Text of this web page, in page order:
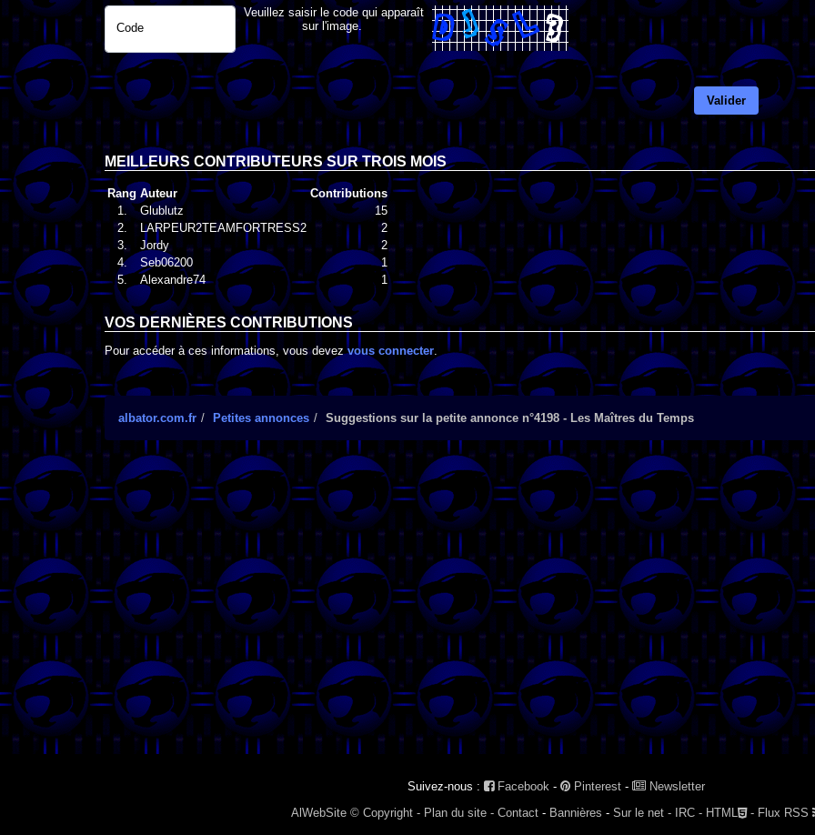
Code
Veuillez saisir le code qui apparaît
sur l'image.
Valider
MEILLEURS CONTRIBUTEURS SUR TROIS MOIS
Rang Auteur
Contributions
1.
Glublutz
15
2.
LARPEUR2TEAMFORTRESS2
2
3.
Jordy
2
4.
Seb06200
1
5.
Alexandre74 1
VOS DERNIÈRES CONTRIBUTIONS
Pour accéder à ces informations, vous devezvous connecter.
albator.com.fr Petites annonces Suggestions sur la petite annonce n°4198 - Les Maîtres du Temps
Suivez-nous : Facebook - Pinterest -
Newsletter
AlWebSite © Copyright - Plan du site - Contact - Bannières -Sur le net - IRC - HTML - Flux RSS